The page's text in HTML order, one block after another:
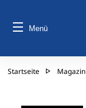
Menü
Startseite Magazin